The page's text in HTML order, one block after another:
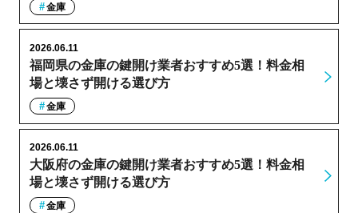
金庫
福岡県の金庫の鍵開け業者おすすめ5選！料金相
場と壊さず開ける選び方
2026.06.11
金庫
大阪府の金庫の鍵開け業者おすすめ5選！料金相
場と壊さず開ける選び方
2026.06.11
金庫